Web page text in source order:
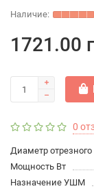
1721.00
0
Диаметр отрезного
Мощность Вт
Назначение УШМ